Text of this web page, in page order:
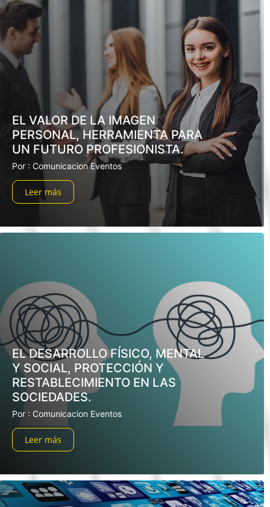
EL VALOR DE LA IMAGEN
PERSONAL, HERRAMIENTA PARA
UN FUTURO PROFESIONISTA.
Por : Comunicacion Eventos
Leer más
EL DESARROLLO FÍSICO, MENTAL
Y SOCIAL, PROTECCIÓN Y
RESTABLECIMIENTO EN LAS
SOCIEDADES.
Por : Comunicacion Eventos
Leer más